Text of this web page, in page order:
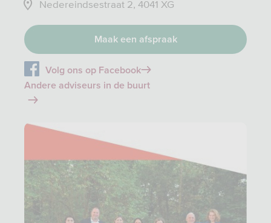
Nedereindsestraat 2, 4041 XG
Maak een afspraak
Volg ons op Facebook
Andere adviseurs in de buurt